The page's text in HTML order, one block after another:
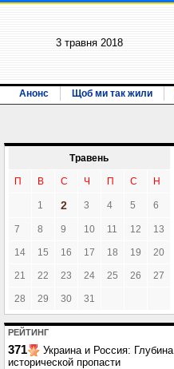
3 травня 2018
Анонс Щоб ми так жили
Травень
П В С Ч П С Н
1 2 3 4 5 6
7 8 9 10 11 12 13
14 15 16 17 18 19 20
21 22 23 24 25 26 27
28 29 30 31
РЕЙТИНГ
371
Украина и Россия: Глубина
исторической пропасти